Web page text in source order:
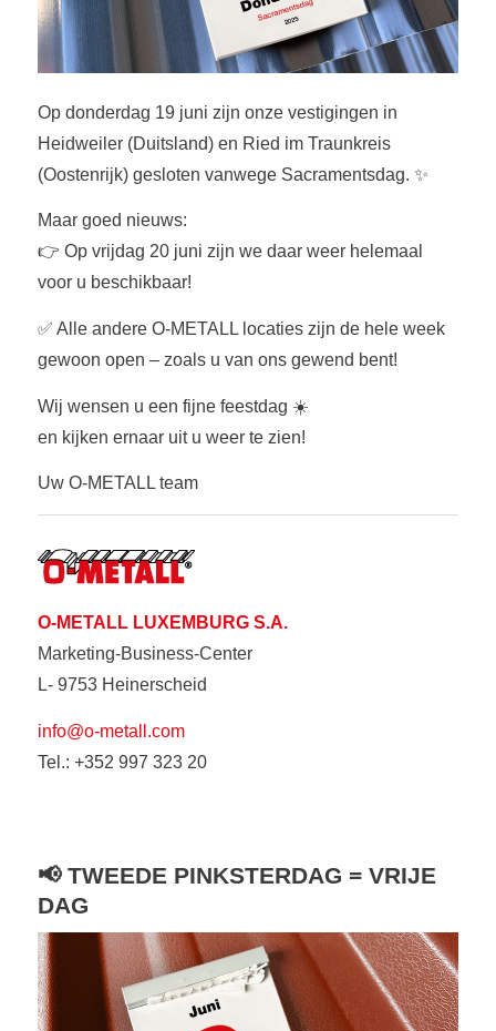
Op donderdag 19 juni zijn onze vestigingen in
Heidweiler (Duitsland) en Ried im Traunkreis
(Oostenrijk) gesloten vanwege Sacramentsdag. ✨
Maar goed nieuws:
👉 Op vrijdag 20 juni zijn we daar weer helemaal
voor u beschikbaar!
✅ Alle andere O-METALL locaties zijn de hele week
gewoon open – zoals u van ons gewend bent!
Wij wensen u een fijne feestdag ☀️
en kijken ernaar uit u weer te zien!
Uw O-METALL team
O-METALL LUXEMBURG S.A.
Marketing-Business-Center
L- 9753 Heinerscheid
info@o-metall.com
Tel.: +352 997 323 20
📢 TWEEDE PINKSTERDAG = VRIJE
DAG